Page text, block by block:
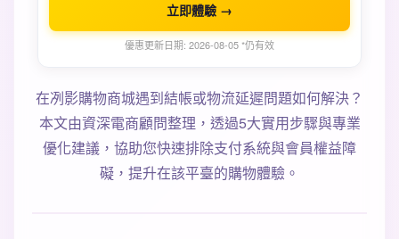
立即體驗 →
優惠更新日期: 2026-08-05 *仍有效
在冽影購物商城遇到結帳或物流延遲問題如何解決？
本文由資深電商顧問整理，透過5大實用步驟與專業
優化建議，協助您快速排除支付系統與會員權益障
礙，提升在該平臺的購物體驗。